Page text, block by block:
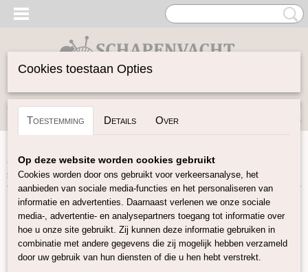
Inloggen Registreren
(0)
Home>Gekaarde Wol>Corriedal kaardvlies in lont
gekleurd >Corriedale kaardvlies in lont licht geel KL27
Cookies toestaan Opties
Toestemming Details Over
Op deze website worden cookies gebruikt
Cookies worden door ons gebruikt voor verkeersanalyse, het
aanbieden van sociale media-functies en het personaliseren van
informatie en advertenties. Daarnaast verlenen we onze sociale
media-, advertentie- en analysepartners toegang tot informatie over
hoe u onze site gebruikt. Zij kunnen deze informatie gebruiken in
combinatie met andere gegevens die zij mogelijk hebben verzameld
door uw gebruik van hun diensten of die u hen hebt verstrekt.